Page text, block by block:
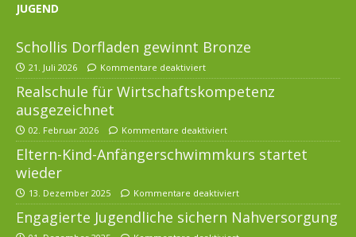
JUGEND
Schollis Dorfladen gewinnt Bronze
21. Juli 2026 Kommentare deaktiviert
Realschule für Wirtschaftskompetenz
ausgezeichnet
02. Februar 2026 Kommentare deaktiviert
Eltern-Kind-Anfängerschwimmkurs startet
wieder
13. Dezember 2025 Kommentare deaktiviert
Engagierte Jugendliche sichern Nahversorgung